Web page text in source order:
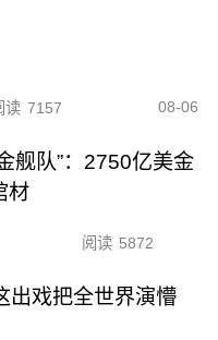
读 7157 08-06
舰队”：2750亿美金
材
阅读 5872
出戏把全世界演懵